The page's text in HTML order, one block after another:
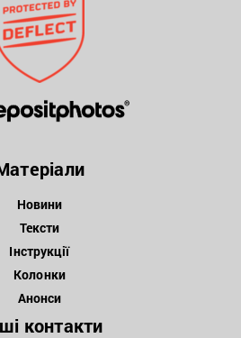
Новини
Тексти
Інструкції
Колонки
Анонси
контакти